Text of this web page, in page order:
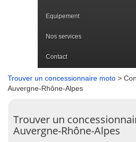
Equipement
Nos services
Contact
Trouver un concessionnaire moto >
Auvergne-Rhône-Alpes
Trouver un
Auvergne-Rhône-Alpes